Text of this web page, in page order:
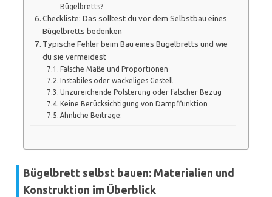
Bügelbretts?
Checkliste: Das solltest du vor dem Selbstbau eines
Bügelbretts bedenken
Typische Fehler beim Bau eines Bügelbretts und wie
du sie vermeidest
Falsche Maße und Proportionen
Instabiles oder wackeliges Gestell
Unzureichende Polsterung oder falscher Bezug
Keine Berücksichtigung von Dampffunktion
Ähnliche Beiträge:
Bügelbrett selbst bauen: Materialien und
Konstruktion im Überblick